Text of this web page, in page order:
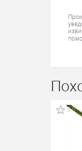
0.0